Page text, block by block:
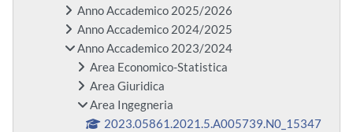
Anno Accademico 2025/2026
Anno Accademico 2024/2025
Anno Accademico 2023/2024
Area Economico-Statistica
Area Giuridica
Area Ingegneria
2023.05861.2021.5.A005739.N0_15347